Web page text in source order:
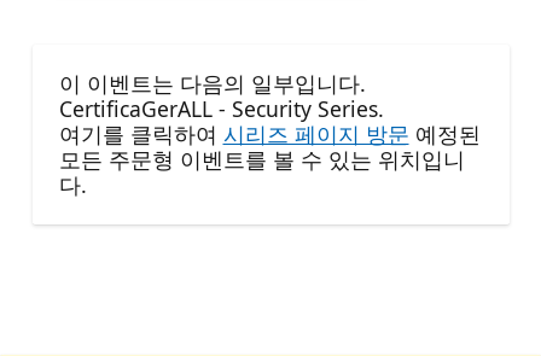
이 이벤트는 다음의 일부입니다.
CertificaGerALL - Security Series.
여기를 클릭하여 시리즈 페이지 방문 예정된
모든 주문형 이벤트를 볼 수 있는 위치입니
다.